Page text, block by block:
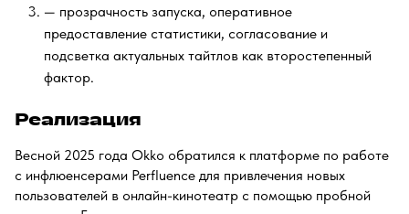
— прозрачность запуска, оперативное
предоставление статистики, согласование и
подсветка актуальных тайтлов как второстепенный
фактор.
Реализация
Весной 2025 года Okko обратился к платформе по работе
с инфлюенсерами Perfluence для привлечения новых
пользователей в онлайн-кинотеатр с помощью пробной